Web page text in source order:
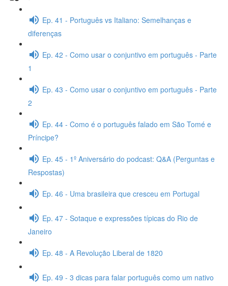
Ep. 41 - Português vs Italiano: Semelhanças e
diferenças
Ep. 42 - Como usar o conjuntivo em português - Parte
1
Ep. 43 - Como usar o conjuntivo em português - Parte
2
Ep. 44 - Como é o português falado em São Tomé e
Príncipe?
Ep. 45 - 1º Aniversário do podcast: Q&A (Perguntas e
Respostas)
Ep. 46 - Uma brasileira que cresceu em Portugal
Ep. 47 - Sotaque e expressões típicas do Rio de
Janeiro
Ep. 48 - A Revolução Liberal de 1820
Ep. 49 - 3 dicas para falar português como um nativo